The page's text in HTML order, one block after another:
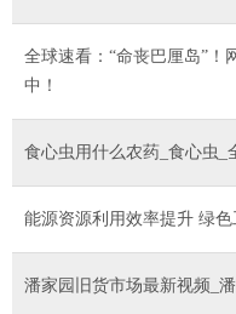
全球速看：“命丧巴厘岛”！
中！
食心虫用什么农药_食心虫_
能源资源利用效率提升 绿
潘家园旧货市场最新视频_